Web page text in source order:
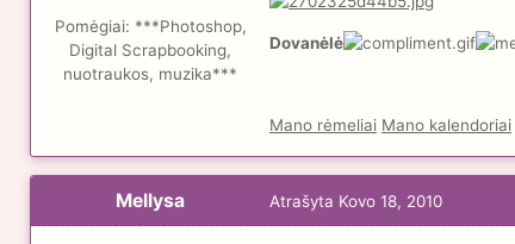
Pomėgiai: ***Photoshop,
Digital Scrapbooking,
nuotraukos, muzika***
Dovanėlė
Mano rėmeliai Mano kalendoriai
Mellysa Atrašyta Kovo 18, 2010